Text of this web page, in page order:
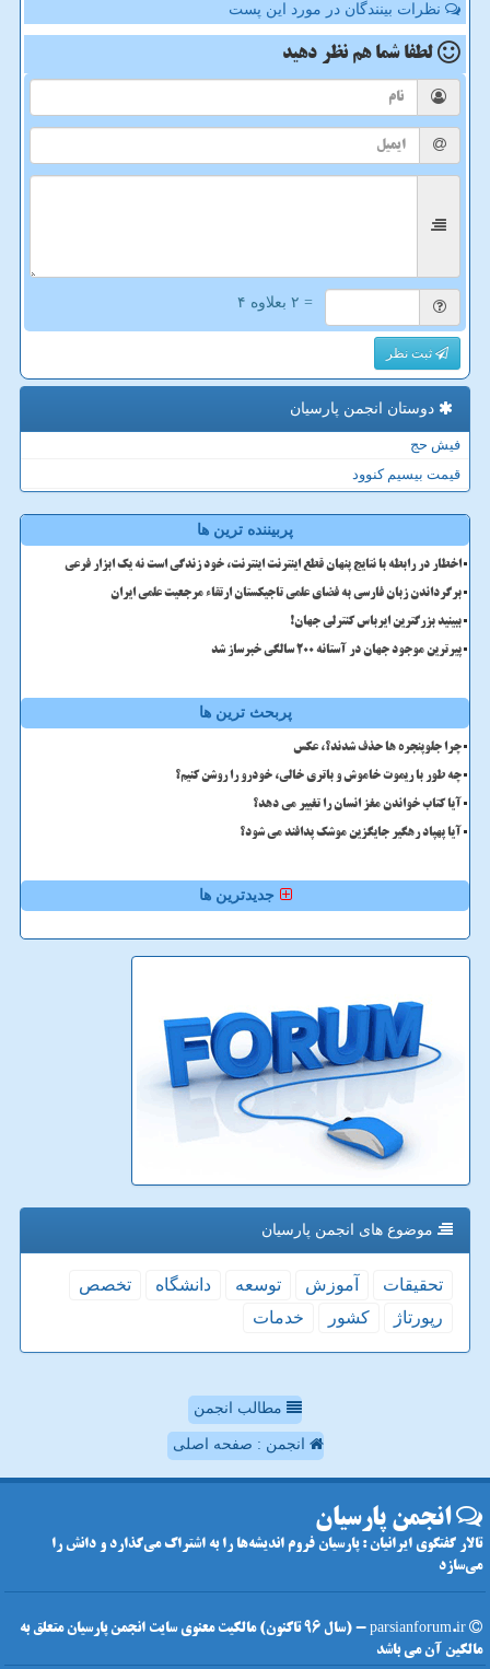
نظرات بینندگان در مورد این پست
لطفا شما هم نظر دهید
= ۲ بعلاوه ۴
ثبت نظر
دوستان انجمن پارسیان
فیش حج
قیمت بیسیم کنوود
پربیننده ترین ها
اخطار در رابطه با نتایج پنهان قطع اینترنت اینترنت، خود زندگی است نه یک ابزار فرعی
برگرداندن زبان فارسی به فضای علمی تاجیکستان ارتقاء مرجعیت علمی ایران
ببینید بزرگترین ایرباس کنترلی جهان!
پیرترین موجود جهان در آستانه ۲۰۰ سالگی خبرساز شد
پربحث ترین ها
چرا جلوپنجره ها حذف شدند؟، عکس
چه طور با ریموت خاموش و باتری خالی، خودرو را روشن کنیم؟
آیا کتاب خواندن مغز انسان را تغییر می دهد؟
آیا پهپاد رهگیر جایگزین موشک پدافند می شود؟
جدیدترین ها
موضوع های انجمن پارسیان
تحقیقات آموزش توسعه دانشگاه
تخصص
رپورتاژ
كشور خدمات
مطالب انجمن
انجمن : صفحه اصلی
انجمن پارسیان
تالار گفتگوی ایرانیان : پارسیان فروم اندیشه‌ها را به اشتراک می‌گذارد و دانش را
می‌سازد
parsianforum.ir - (سال 96 تاکنون) مالکیت معنوی سایت انجمن پارسیان متعلق به
مالکین آن می باشد